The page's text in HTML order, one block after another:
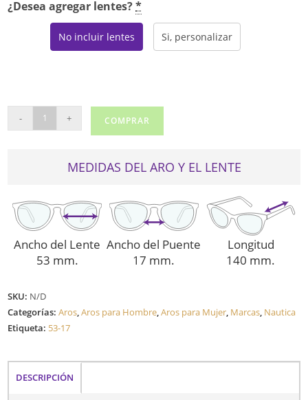
¿Desea agregar lentes?*
No incluir lentes Si, personalizar
NAUTICA
7314
- + COMPRAR
MEDIDAS DEL ARO Y EL LENTE
Ancho del Lente
53 mm.
Ancho del Puente
17 mm.
Longitud
140 mm.
SKU: N/D
Categorías:Aros,Aros para Hombre,Aros para Mujer, Marcas, Nautica
Etiqueta: 53-17
DESCRIPCIÓN